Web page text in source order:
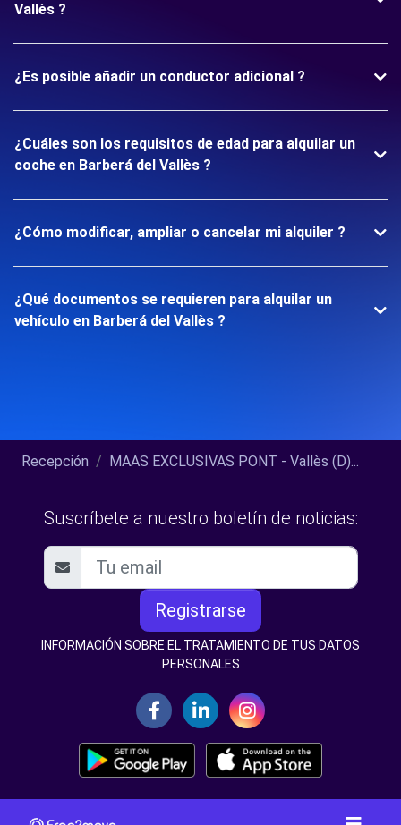
Vallès ?
¿Es posible añadir un conductor adicional ?
¿Cuáles son los requisitos de edad para alquilar un
coche en Barberá del Vallès ?
¿Cómo modificar, ampliar o cancelar mi alquiler ?
¿Qué documentos se requieren para alquilar un
vehículo en Barberá del Vallès ?
Recepción MAAS EXCLUSIVAS PONT - Vallès (D)...
Suscríbete a nuestro boletín de noticias:
Registrarse
INFORMACIÓN SOBRE EL TRATAMIENTO DE TUS DATOS
PERSONALES